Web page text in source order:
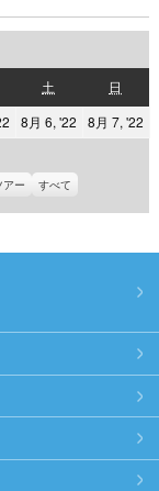
土
曜
日
日
曜
日
2022
年
8
月
5
8月 6, '22
2022
年
8
月
6
8月 7, '22
年
7
アー すべて